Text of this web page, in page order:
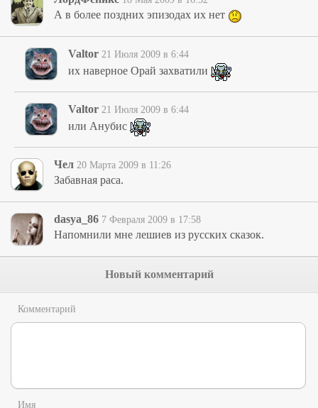
А в более поздних эпизодах их нет
Valtor 21 Июля 2009 в 6:44
их наверное Орай захватили
Valtor 21 Июля 2009 в 6:44
или Анубис
Чел 20 Марта 2009 в 11:26
Забавная раса.
dasya_86 7 Февраля 2009 в 17:58
Напомнили мне лешиев из русских сказок.
Новый комментарий
Комментарий
Имя